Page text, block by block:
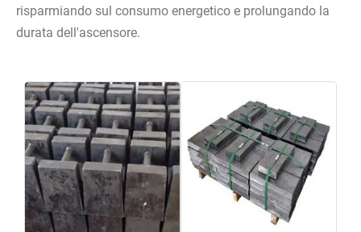
risparmiando sul consumo energetico e prolungando la
durata dell'ascensore.